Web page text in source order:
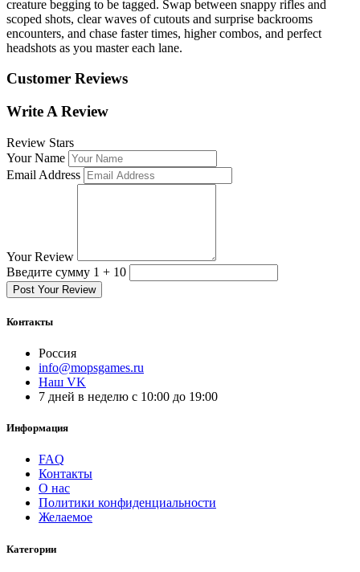
creature begging to be tagged. Swap between snappy rifles and
scoped shots, clear waves of cutouts and surprise backrooms
encounters, and chase faster times, higher combos, and perfect
headshots as you master each lane.
Customer Reviews
Write A Review
Review Stars
Your Name
Email Address
Your Review
Введите сумму 1 + 10
Post Your Review
Контакты
Россия
info@mopsgames.ru
Наш VK
7 дней в неделю с 10:00 до 19:00
Информация
FAQ
Контакты
О нас
Политики конфиденциальности
Желаемое
Категории